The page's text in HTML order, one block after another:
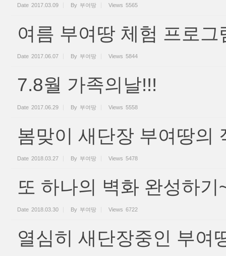
Date 2017.03.09 By 부여땅 Views 5565
여름 부여땅 체험 프로그
Date 2017.06.07 By 부여땅 Views 5844
7.8월 가족의날!!!
Date 2017.06.29 By 부여땅 Views 5558
봄맞이 새단장 부여땅의
Date 2018.03.27 By 부여땅 Views 5478
또 하나의 벽화 완성하기
Date 2018.03.30 By 부여땅 Views 6722
열심히 새단장중인 부여